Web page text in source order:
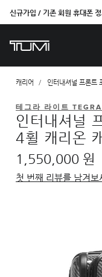
신규가입 / 기존 회원 휴대폰
캐리어 인터내셔널 프론트
테그라 라이트
인터내셔널
4휠 캐리온
1,550,000 원
첫 번째 리뷰를 남겨보